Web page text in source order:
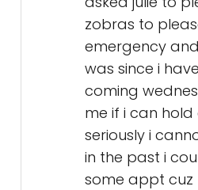
zobras to
emergency
was since i
coming
me if i can
seriously i
in the past i
some appt cuz